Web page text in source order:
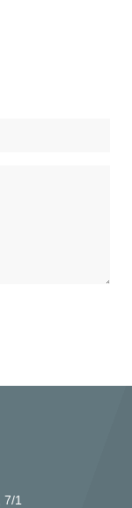
1